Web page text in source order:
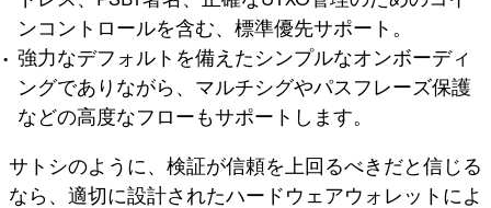
ンコントロールを含む、標準優先サポート。
強力なデフォルトを備えたシンプルなオンボーディ
ングでありながら、マルチシグやパスフレーズ保護
などの高度なフローもサポートします。
サトシのように、検証が信頼を上回るべきだと信じる
なら、適切に設計されたハードウェアウォレットによ